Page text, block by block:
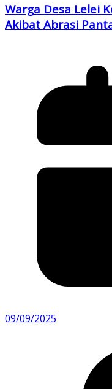
Warga Desa Lelei
Akibat Abrasi
09/09/2025